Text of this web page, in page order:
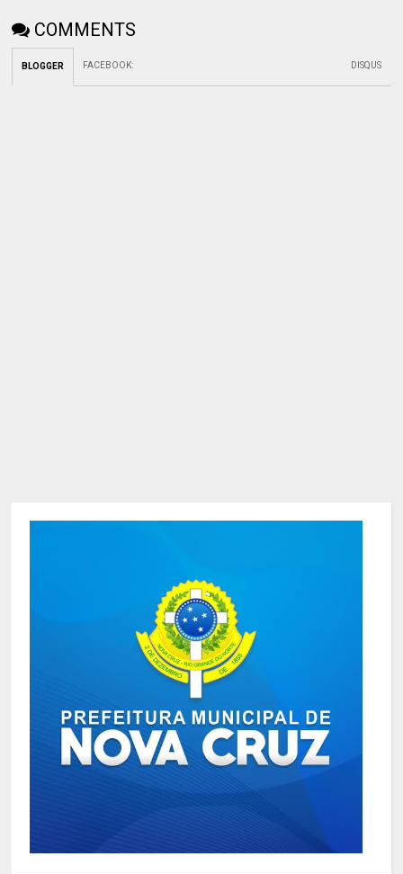
COMMENTS
BLOGGER FACEBOOK: DISQUS